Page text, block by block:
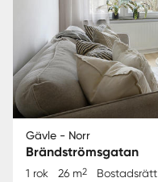
Gävle - Norr
Brändströmsgatan
1 rok 26 m2 Bostadsrätt